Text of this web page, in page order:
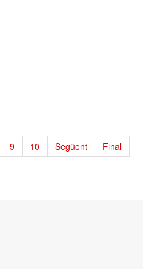
9 10 Següent Final